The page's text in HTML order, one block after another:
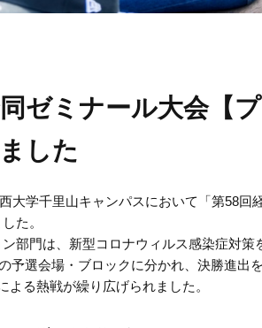
ゼミナール大会【
した
大学千里山キャンパスにおいて「第58回
た。
部門は、新型コロナウィルス感染症対策
予選会場・ブロックに分かれ、決勝進出
よる熱戦が繰り広げられました。